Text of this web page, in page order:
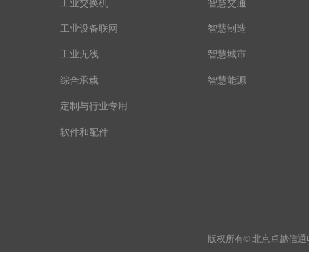
工业交换机
工业设备联网
工业无线
综合承载
定制与行业专用
软件和配件
智慧交通
智慧制造
智慧城市
智慧能源
版权所有© 北京卓越信通